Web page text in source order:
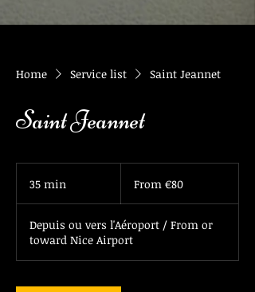
Home Service list Saint Jeannet
Saint Jeannet
35 min
i
n
eurosFrom €80
Depuis ou vers l'Aéroport / From or
toward Nice Airport